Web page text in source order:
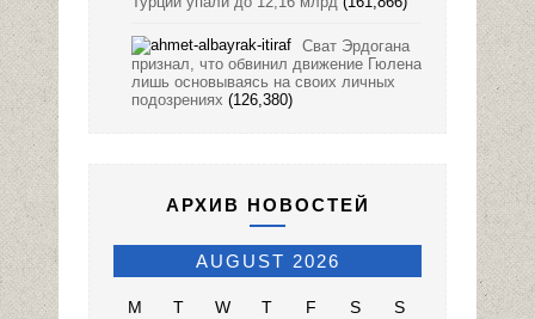
Сват Эрдогана
признал, что обвинил движение Гюлена
лишь основываясь на своих личных
подозрениях (126,380)
АРХИВ НОВОСТЕЙ
AUGUST 2026
M T W T F S S